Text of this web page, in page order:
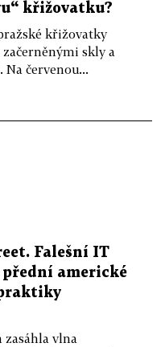
křižovatku?
křižovatky
skly a
červenou...
Falešní IT
americké
zasáhla vlna